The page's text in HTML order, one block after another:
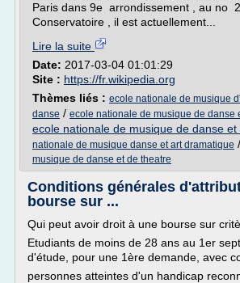
Paris dans 9e arrondissement , au no
Conservatoire , il est actuellement...
Lire la suite
Date: 2017-03-04 01:01:29
Site : https://fr.wikipedia.org
Thèmes liés : ecole nationale de musique
danse / ecole nationale de musique de danse
ecole nationale de musique de danse et
nationale de musique danse et art dramatique /
musique de danse et de theatre
Conditions générales
bourse sur ...
Qui peut avoir droit à une bourse sur
Etudiants de moins de 28 ans au 1er
d'étude, pour une 1ère demande, avec
personnes atteintes d'un handicap